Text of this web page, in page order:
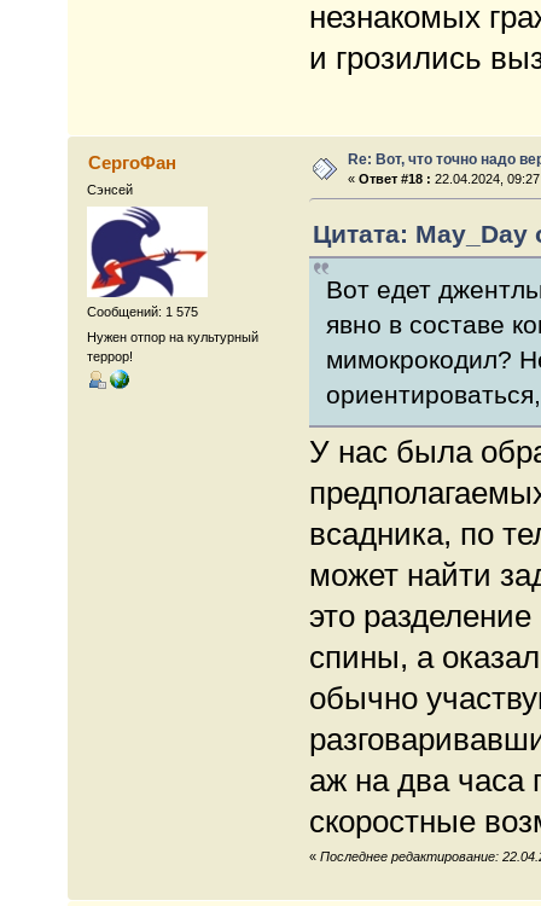
незнакомых
и грозились
СергоФан
Сэнсей
Сообщений: 1 575
Нужен отпор на культурный
террор!
Re: Вот, что точно надо
«Ответ #18 : 22.04.2024,
Цитата: May_Day
Вот едет
явно в составе
мимокрокодил?
У нас была
всадника, по
может найти
это
спины, а
обычно
аж на два часа
скоростные
« Последнее редактирование: